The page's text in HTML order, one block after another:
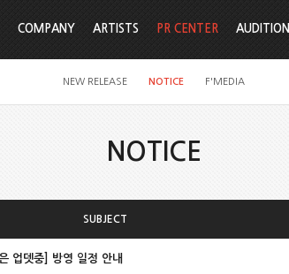
COMPANY ARTISTS PR CENTER
NEW RELEASE NOTICE F'MEDIA
AUDITION
NOTICE
SUBJECT
업뎃중] 방영 일정 안내